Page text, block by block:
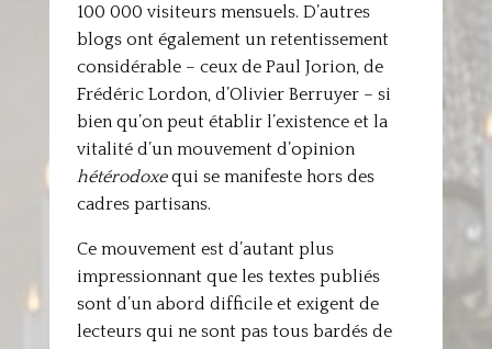
100 000 visiteurs mensuels. D’autres
blogs ont également un retentissement
considérable – ceux de Paul Jorion, de
Frédéric Lordon, d’Olivier Berruyer – si
bien qu’on peut établir l’existence et la
vitalité d’un mouvement d’opinion
hétérodoxequi se manifeste hors des
cadres partisans.
Ce mouvement est d’autant plus
impressionnant que les textes publiés
sont d’un abord difficile et exigent de
lecteurs qui ne sont pas tous bardés de